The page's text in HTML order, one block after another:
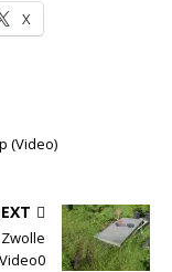
X
(Video)